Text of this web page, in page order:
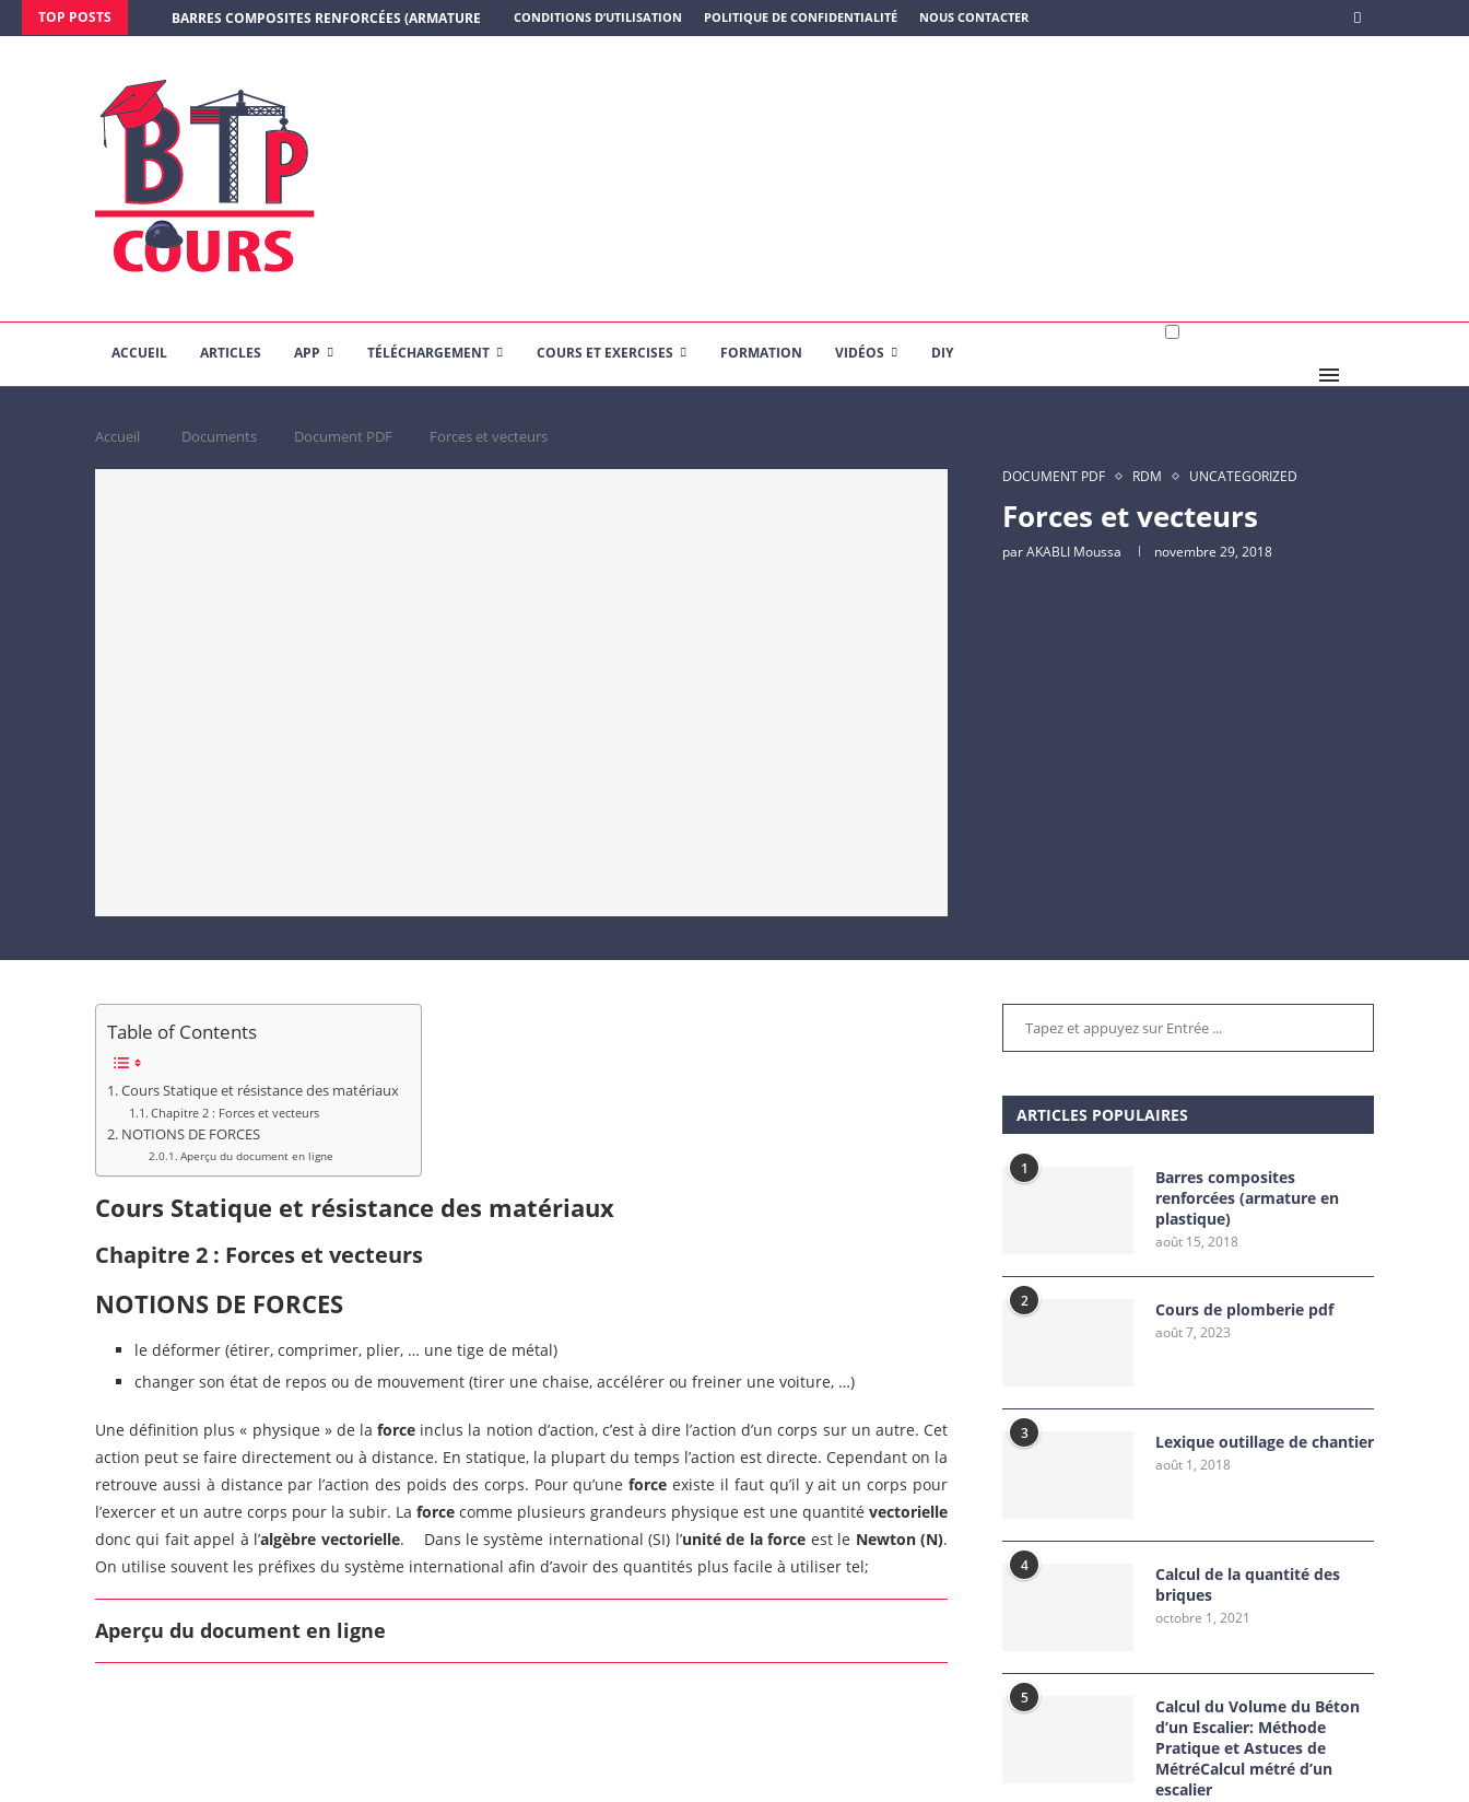
TOP POSTS BARRES COMPOSITES RENFORCÉES (ARMATURE EN PLASTIQUE)CONDITIONS D’UTILISATION POLITIQUE DE CONFIDENTIALITÉ NOUS CONTACTER
ACCUEIL ARTICLES APP TÉLÉCHARGEMENT COURS ET EXERCISES FORMATION VIDÉOS DIY
Accueil Documents Document PDF Forces et vecteurs
DOCUMENT PDF RDM UNCATEGORIZED
Forces et vecteurs
parAKABLI Moussa novembre 29, 2018
Table of Contents
Cours Statique et résistance des matériaux
Chapitre 2 : Forces et vecteurs
NOTIONS DE FORCES
Aperçu du document en ligne
Cours Statique et résistance des matériaux
Chapitre 2 : Forces et vecteurs
NOTIONS DE FORCES
le déformer (étirer, comprimer, plier, … une tige de métal)
changer son état de repos ou de mouvement (tirer une chaise, accélérer ou freiner une voiture, …)
Une définition plus « physique » de laforce inclus la notion d’action, c’est ­à ­dire l’action d’un corps sur un autre. Cet
action peut se faire directement ou à distance. En statique, la plupart du temps l’action est directe. Cependant on la
retrouve aussi à distance par l’action des poids des corps. Pour qu’uneforce existe il faut qu’il y ait un corps pour
l’exercer et un autre corps pour la subir. La force comme plusieurs grandeurs physique est une quantité vectorielle
donc qui fait appel à l’algèbre vectorielle. Dans le système international (SI) l’unité de la force est le Newton (N).
On utilise souvent les préfixes du système international afin d’avoir des quantités plus facile à utiliser tel;
Aperçu du document en ligne
ARTICLES POPULAIRES
1
Barres composites
renforcées (armature en
plastique)
août 15, 2018
2 Cours de plomberie pdf
août 7, 2023
3 Lexique outillage de chantier
août 1, 2018
4
Calcul de la quantité des
briques
octobre 1, 2021
5
Calcul du Volume du Béton
d’un Escalier: Méthode
Pratique et Astuces de
MétréCalcul métré d’un
escalier